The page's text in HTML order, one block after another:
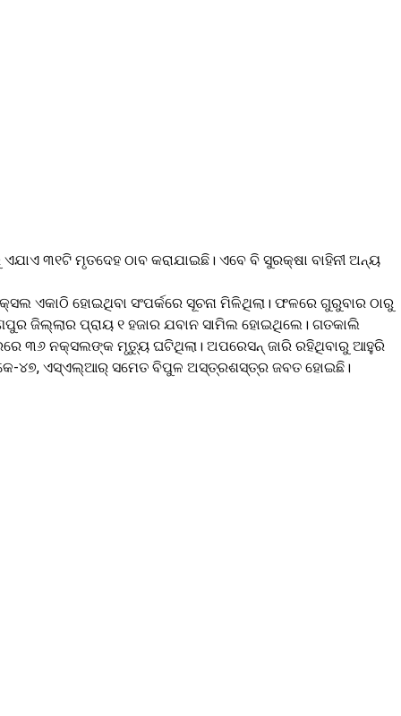
୩୧ଟି ମୃତଦେହ ଠାବ କରାଯାଇଛି। ଏବେ ବି ସୁରକ୍ଷା ବାହିନୀ ଅନ୍ୟ
ହୋଇଥିବା ସଂପର୍କରେ ସୂଚନା ମିଳିଥିଲା। ଫଳରେ ଗୁରୁବାର ଠାରୁ
ଜିଲ୍ଲାର ପ୍ରାୟ ୧ ହଜାର ଯବାନ ସାମିଲ ହୋଇଥିଲେ। ଗତକାଲି
୩୬ ନକ୍ସଲଙ୍କ ମୃତ୍ୟୁ ଘଟିଥିଲା। ଅପରେସନ୍ ଜାରି ରହିଥିବାରୁ ଆହୁରି
୪୭, ଏସ୍ଏଲ୍ଆର୍ ସମେତ ବିପୁଳ ଅସ୍ତ୍ରଶସ୍ତ୍ର ଜବତ ହୋଇଛି।